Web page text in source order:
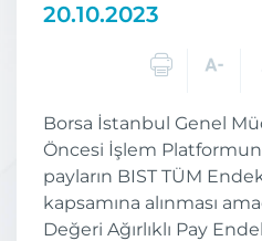
20.10.2023
Borsa İstanbul Genel
Öncesi İşlem
payların BIST TÜM
kapsamına alınması
Değeri Ağırlıklı Pay